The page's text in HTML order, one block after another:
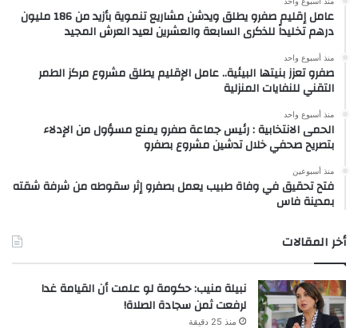
عامل إقليم صفرو يطلق ويدشن مشاريع تنموية بأزيد من 186 مليون
درهم تخليداً للذكرى السابعة والعشرين لعيد العرش المجيد
منذ أسبوع واحد
صفرو تعزز بنيتها البيئية.. عامل الإقليم يطلق مشروع مركز الطمر
التقني للنفايات المنزلية
منذ أسبوع واحد
الحمى الانتخابية : رئيس جماعة صفرو يمنع مسؤول من الإدلاء
بتصريح صحفي خلال تدشين مشروع بصفرو
منذ أسبوعين
فتح تحقيق في وفاة طبيب يعمل بصفرو إثر سقوطه من شرفة شقته
بمدينة فاس
أخر المقالات
نبيلة منيب: حكومة لو علمت أن القيامة غدا
لرفعت ثمن سجادة الصلاة!
منذ 25 دقيقة